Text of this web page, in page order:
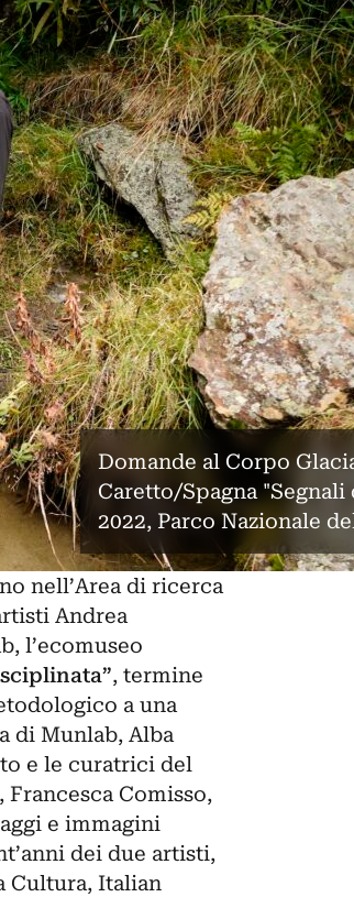
Domande al Corpo
Caretto/Spagna
2022, Parco Nazionale
nell’Area di ricerca
Andrea
l’ecomuseo
, termine
a una
di Munlab, Alba
e le curatrici del
Francesca Comisso,
e immagini
dei due artisti,
Cultura, Italian